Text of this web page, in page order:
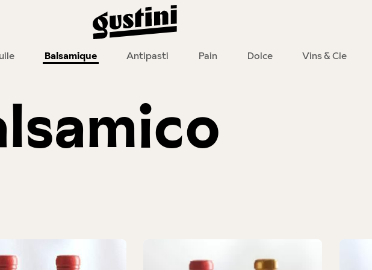
Balsamique Antipasti Pain Dolce Vins & Cie